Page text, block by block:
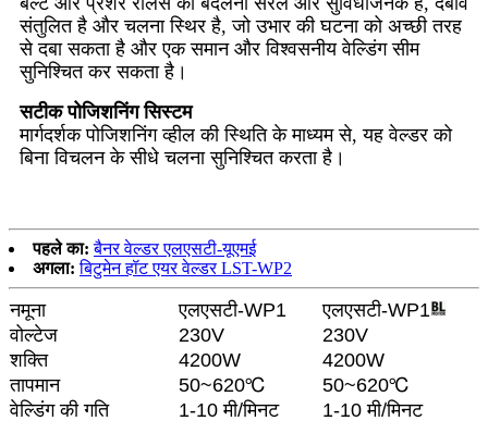
संतुलित है और चलना स्थिर है, जो उभार की घटना को अच्छी तरह
से दबा सकता है और एक समान और विश्वसनीय वेल्डिंग सीम
सुनिश्चित कर सकता है।
सटीक पोजिशनिंग सिस्टम
मार्गदर्शक पोजिशनिंग व्हील की स्थिति के माध्यम से, यह वेल्डर को
बिना विचलन के सीधे चलना सुनिश्चित करता है।
पहले का: बैनर वेल्डर एलएसटी-यूएमई
अगला: बिटुमेन हॉट एयर वेल्डर LST-WP2
नमूना एलएसटी-WP1
एलएसटी-WP1
वोल्टेज
230V
230V
शक्ति
4200W
4200W
तापमान
50~620℃
50~620℃
वेल्डिंग की गति
1-10 मी/मिनट 1-10 मी/मिनट